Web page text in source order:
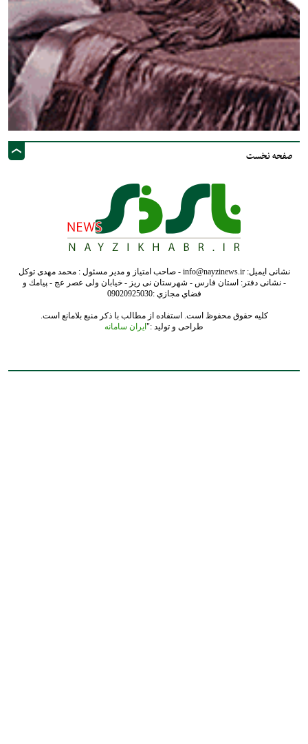
صفحه نخست
نشانی ایمیل: info@nayzinews.ir - صاحب امتیاز و مدیر مسئول : محمد مهدی توکل
- نشانی دفتر: استان فارس - شهرستان نی ریز - خیابان ولی عصر عج - پيامك و
فضاي مجازي :09020925030
کلیه حقوق محفوظ است. استفاده از مطالب با ذکر منبع بلامانع است.
طراحی و تولید :"ایران سامانه